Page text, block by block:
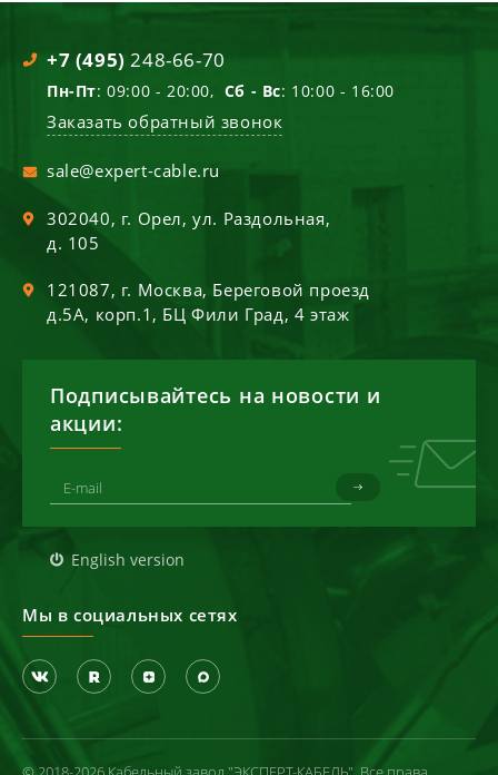
+7 (495) 248-66-70
Пн-Пт: 09:00 - 20:00, Сб - Вс: 10:00 - 16:00
Заказать обратный звонок
sale@expert-cable.ru
302040, г. Орел,ул. Раздольная,
д. 105
121087, г. Москва, Береговой проезд
д.5А, корп.1, БЦ Фили Град, 4 этаж
Подписывайтесь на новости и
акции:
English version
Мы в социальных сетях